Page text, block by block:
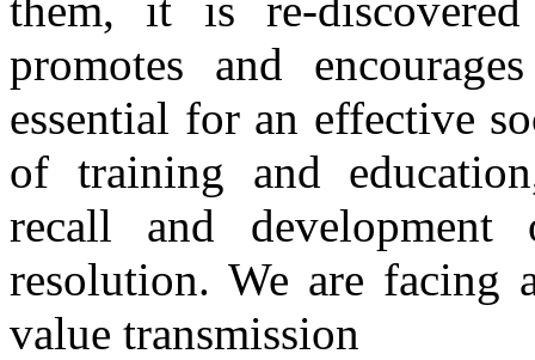
promotes and
essential for an effective
of training and
recall and
resolution. We are facing
value transmission